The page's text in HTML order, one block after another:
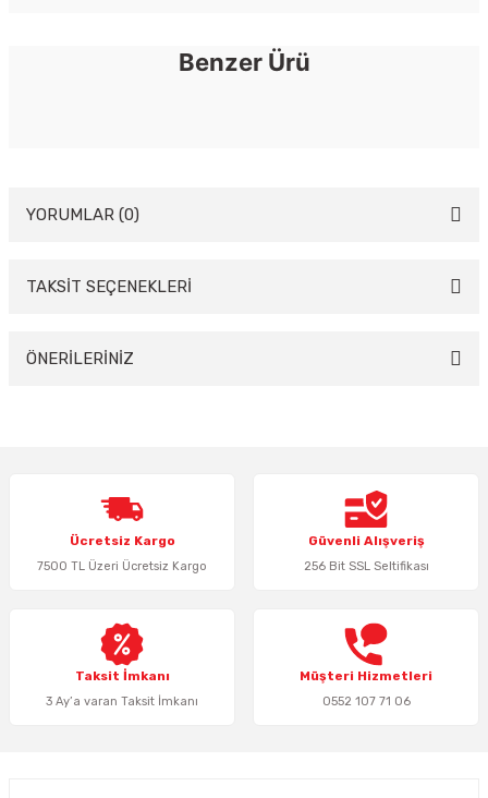
Benzer Ürü
YORUMLAR (0)
Bu ürüne ilk yorumu siz yapın!
TAKSİT SEÇENEKLERİ
ÖNERİLERİNİZ
Ürün resmi kalitesiz, bozuk veya görüntülenemiyor.
Ürün açıklamasında eksik bilgiler bulunuyor.
Ürün bilgilerinde hatalar bulunuyor.
Bu ürüne benzer farklı alternatifler olmalı.
Ücretsiz Kargo
7500 TL Üzeri Ücretsiz Kargo
Güvenli Alışveriş
256 Bit SSL Seltifikası
Taksit İmkanı
3 Ay’a varan Taksit İmkanı
Müşteri Hizmetleri
0552 107 71 06